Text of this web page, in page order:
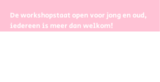
De workshopstaat open voor jong en oud,
iedereen is meer dan welkom!